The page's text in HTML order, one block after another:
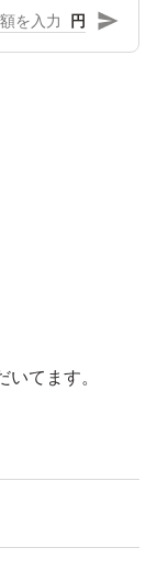
円
てます。
少ない方や、ア
に一度コメント
協力いただけま